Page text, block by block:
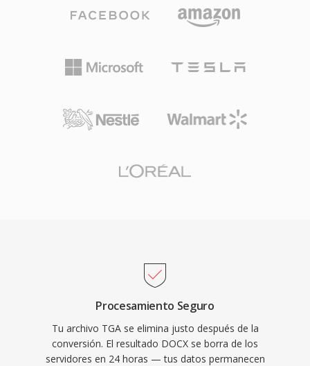
Procesamiento Seguro
Tu archivo TGA se elimina justo después de la
conversión. El resultado DOCX se borra de los
servidores en 24 horas — tus datos permanecen